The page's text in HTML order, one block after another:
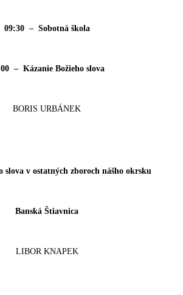
09:30 – Sobotná škola
– Kázanie Božieho slova
BORIS URBÁNEK
slova v ostatných zboroch nášho okrsku
Banská Štiavnica
LIBOR KNAPEK